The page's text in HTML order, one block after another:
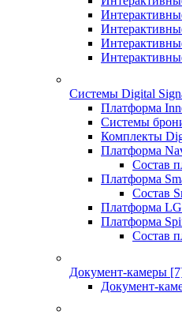
Системы Digital
Платформа
Системы
Комплекты
Платформа
Состав
Платформа
Состав
Платформа LG
Платформа
Состав
Документ-камеры
Документ-